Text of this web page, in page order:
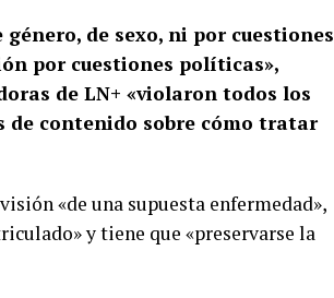
de sexo, ni por cuestiones
por cuestiones políticas»,
de LN+ «violaron todos los
de contenido sobre cómo tratar
«de una supuesta enfermedad»,
y tiene que «preservarse la